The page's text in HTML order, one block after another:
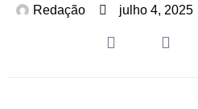
Redação julho 4, 2025